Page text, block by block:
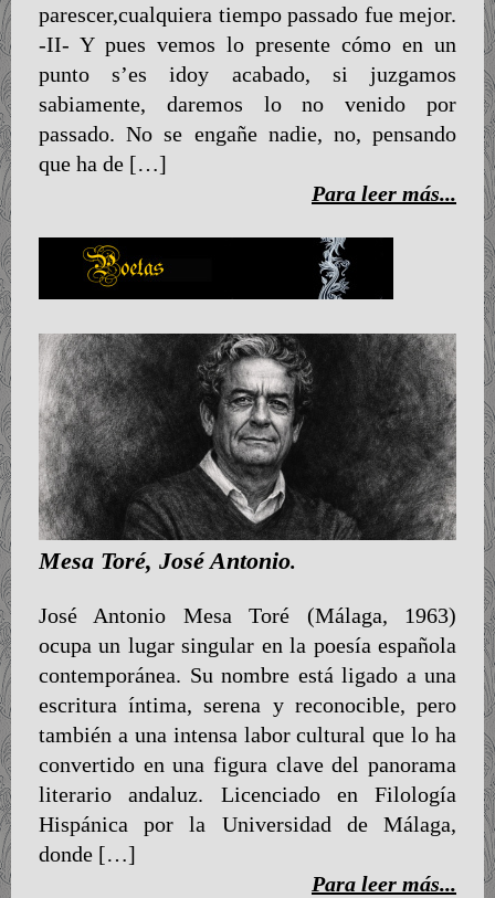
parescer,cualquiera tiempo passado fue mejor.
-II- Y pues vemos lo presente cómo en un
punto s’es idoy acabado, si juzgamos
sabiamente, daremos lo no venido por
passado. No se engañe nadie, no, pensando
que ha de […]
Para leer más...
Mesa Toré, José Antonio.
José Antonio Mesa Toré (Málaga, 1963)
ocupa un lugar singular en la poesía española
contemporánea. Su nombre está ligado a una
escritura íntima, serena y reconocible, pero
también a una intensa labor cultural que lo ha
convertido en una figura clave del panorama
literario andaluz. Licenciado en Filología
Hispánica por la Universidad de Málaga,
donde […]
Para leer más...